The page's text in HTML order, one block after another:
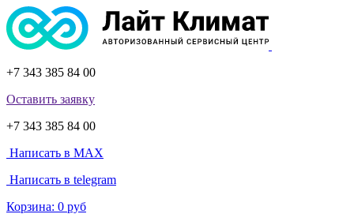
+7 343 385 84 00
Оставить заявку
+7 343 385 84 00
Написать в MAX
Написать в telegram
Корзина: 0 руб